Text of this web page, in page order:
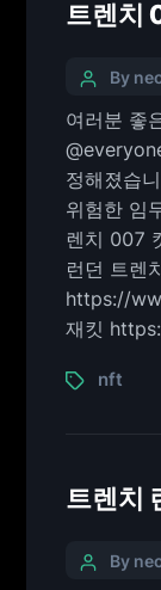
트렌치
By
여러분 좋
정해졌습
위험한 임
렌치 007
런던 트렌
https://
재킷
nft
트렌치
By